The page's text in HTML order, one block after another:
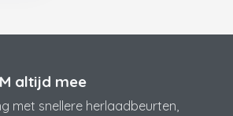
altijd mee
met snellere herlaadbeurten,